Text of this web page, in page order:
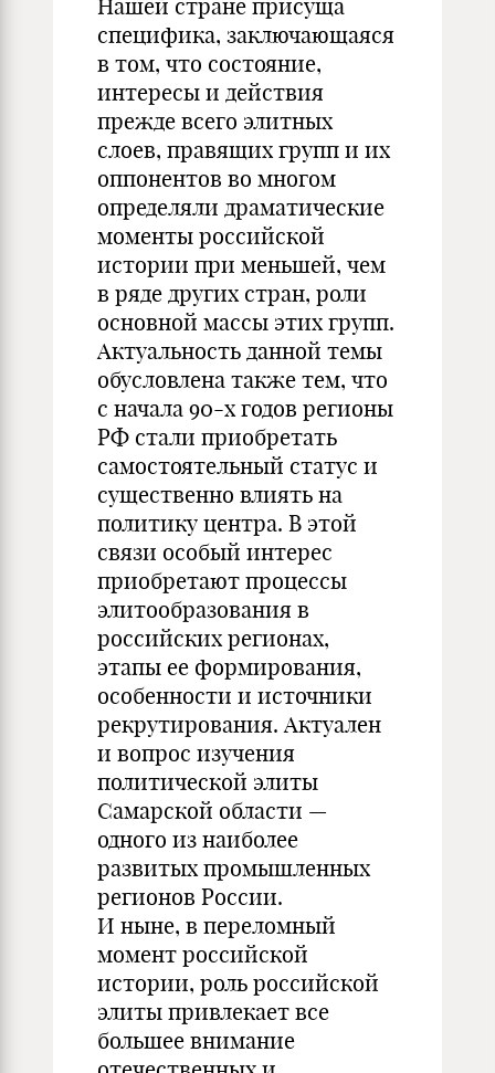
Нашей стране присуща
специфика, заключающаяся
в том, что состояние,
интересы и действия
прежде всего элитных
слоев, правящих групп и их
оппонентов во многом
определяли драматические
моменты российской
истории при меньшей, чем
в ряде других стран, роли
основной массы этих групп.
Актуальность данной темы
обусловлена также тем, что
с начала 90-х годов регионы
РФ стали приобретать
самостоятельный статус и
существенно влиять на
политику центра. В этой
связи особый интерес
приобретают процессы
элитообразования в
российских регионах,
этапы ее формирования,
особенности и источники
рекрутирования. Актуален
и вопрос изучения
политической элиты
Самарской области —
одного из наиболее
развитых промышленных
регионов России.
И ныне, в переломный
момент российской
истории, роль российской
элиты привлекает все
большее внимание